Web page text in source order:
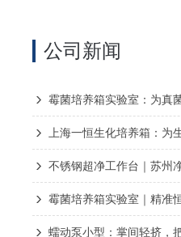
公司新闻
蠕动泵小型：掌间轻挤，